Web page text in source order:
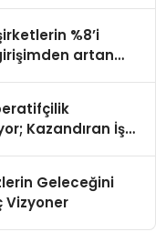
%8’i
artan
İş
Geleceğini
Vizyoner